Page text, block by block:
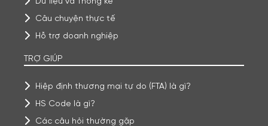
Câu chuyện thực tế
Hỗ trợ doanh nghiệp
TRỢ GIÚP
Hiệp định thương mại tự do (FTA) là gì?
HS Code là gì?
Các câu hỏi thường gặp